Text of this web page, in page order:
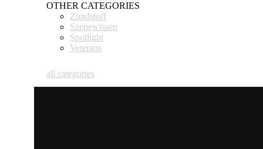
OTHER CATEGORIES
Zündstoff
Szenewissen
Spotlight
Veterans
all categories